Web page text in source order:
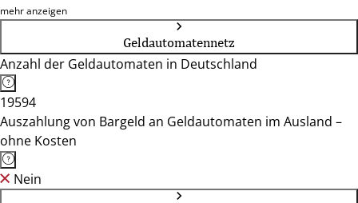
73268, 73269, 73274, 73277, 73666, 73728, 73730, 73732,
73733, 73734, 73760, 73765, 73770, 73773, 73776, 73779
mehr anzeigen
Geldautomatennetz
Anzahl der Geldautomaten in Deutschland
19594
Auszahlung von Bargeld an Geldautomaten im Ausland –
ohne Kosten
Nein